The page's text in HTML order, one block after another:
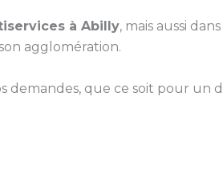
à Abilly, mais aussi
agglomération.
demandes, que ce soit pour